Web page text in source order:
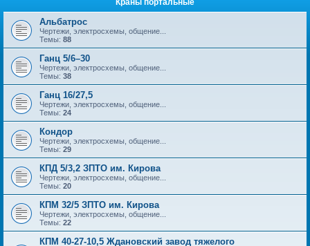
Краны портальные
Альбатрос
Чертежи, электросхемы, общение...
Темы: 88
Ганц 5/6–30
Чертежи, электросхемы, общение...
Темы: 38
Ганц 16/27,5
Чертежи, электросхемы, общение...
Темы: 24
Кондор
Чертежи, электросхемы, общение...
Темы: 29
КПД 5/3,2 ЗПТО им. Кирова
Чертежи, электросхемы, общение...
Темы: 20
КПМ 32/5 ЗПТО им. Кирова
Чертежи, электросхемы, общение...
Темы: 22
КПМ 40-27-10,5 Ждановский завод тяжелого